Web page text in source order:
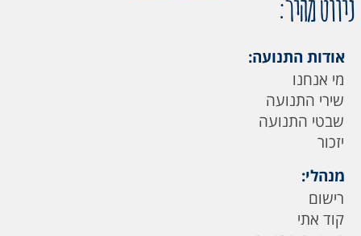
ניווט מהיר:
אודות התנועה:
מי אנחנו
שירי התנועה
שבטי התנועה
יזכור
מנהלי:
רישום
קוד אתי